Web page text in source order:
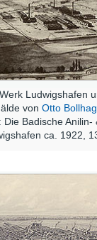
Ludwigshafen
vonOtto
Die Badische Anilin-
ca. 1922,